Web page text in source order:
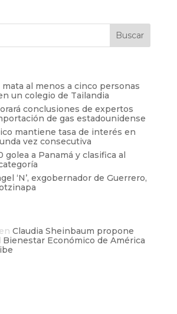
al menos a cinco personas
un colegio de Tailandia
conclusiones de expertos
de gas estadounidense
mantiene tasa de interés en
vez consecutiva
golea a Panamá y clasifica al
‘N’, exgobernador de Guerrero,
en Claudia Sheinbaum propone
Económico de América